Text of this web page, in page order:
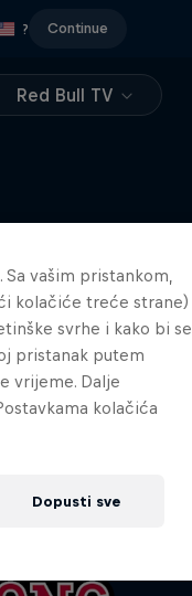
? Continue
Red Bull TV
vašim pristankom,
kolačiće treće strane)
svrhe i kako bi se
pristanak putem
vrijeme. Dalje
kolačića
Dopusti sve